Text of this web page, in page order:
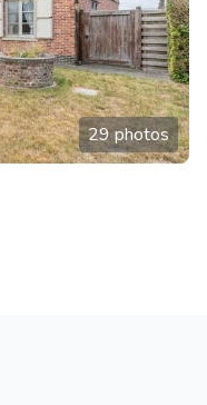
29 photos